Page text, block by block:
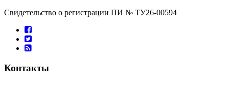
Свидетельство о регистрации ПИ № ТУ26-00594
Контакты